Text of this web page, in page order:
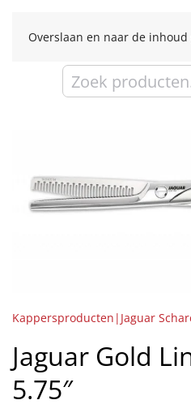
Overslaan en naar de inhoud
Zoeken
naar:
Kappersproducten|Jaguar
Jaguar Gold
5.75″